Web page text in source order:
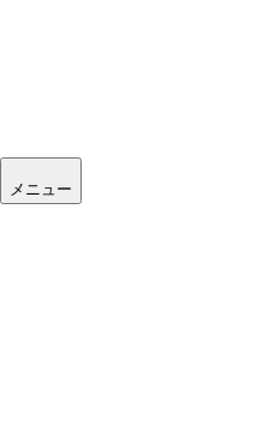
メニュー